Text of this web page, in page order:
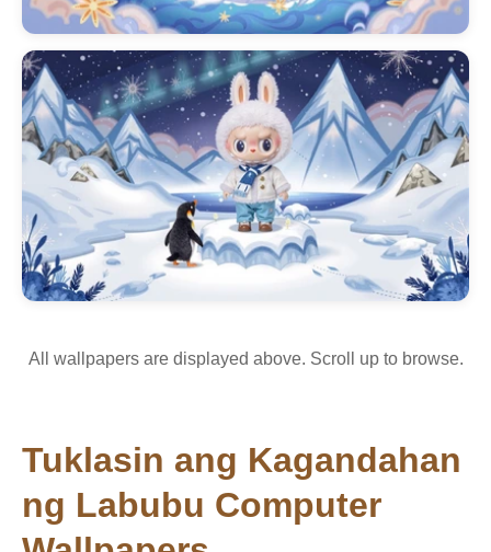
All wallpapers are displayed above. Scroll up to browse.
Tuklasin ang Kagandahan
ng Labubu Computer